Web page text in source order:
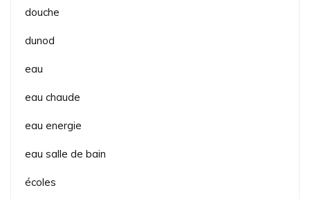
douche
dunod
eau
eau chaude
eau energie
eau salle de bain
écoles